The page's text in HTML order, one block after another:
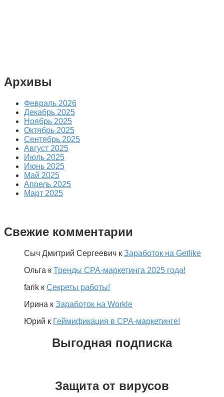
Архивы
Февраль 2026
Декабрь 2025
Ноябрь 2025
Октябрь 2025
Сентябрь 2025
Август 2025
Июль 2025
Июнь 2025
Май 2025
Апрель 2025
Март 2025
Свежие комментарии
Сыч Дмитрий Сергеевич к Заработок на Getlike
Ольга к Тренды CPA-маркетинга 2025 года!
farik к Секреты работы!
Ирина к Заработок на Workle
Юрий к Геймификация в CPA-маркетинге!
Выгодная подписка
Защита от вирусов